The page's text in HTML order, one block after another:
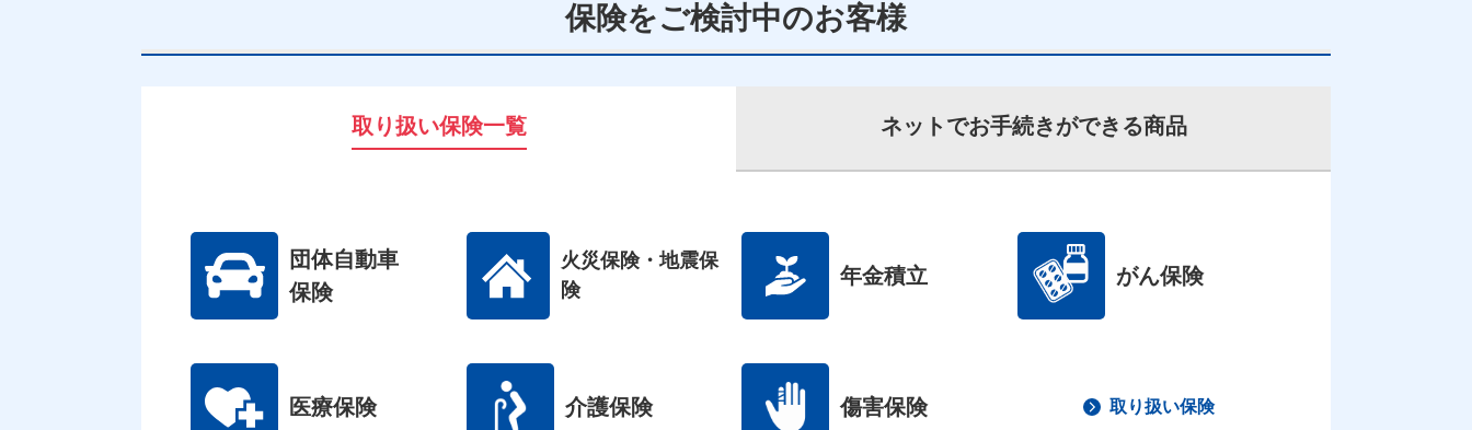
保険をご検討中のお客様
取り扱い保険一覧 ネットでお手続きができる商品
団体自動車
保険
火災保険・地震保
険
年金積立 がん保険
医療保険 介護保険 傷害保険 取り扱い保険